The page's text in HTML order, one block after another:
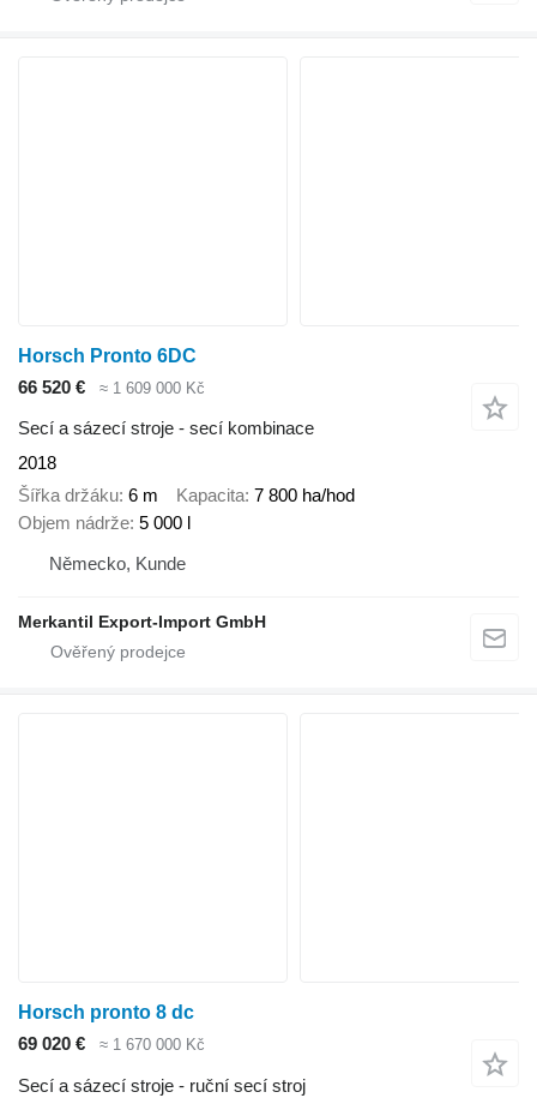
Horsch Pronto 6DC
66 520 €
≈ 1 609 000 Kč
Secí a sázecí stroje - secí kombinace
2018
Šířka držáku 6 m Kapacita 7 800 ha/hod
Objem nádrže 5 000 l
Německo, Kunde
Merkantil Export-Import GmbH
Horsch pronto 8 dc
69 020 €
≈ 1 670 000 Kč
Secí a sázecí stroje - ruční secí stroj